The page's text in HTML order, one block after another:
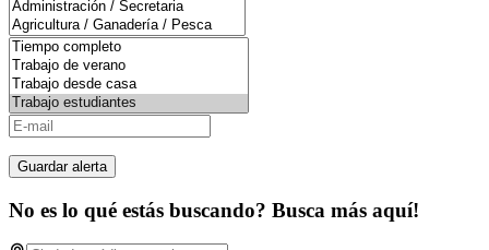
Guardar alerta
No es lo qué estás buscando? Busca más aquí!